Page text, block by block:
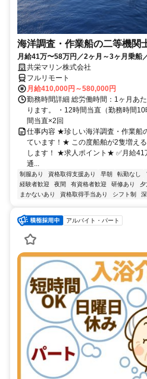
海洋調査・作業船の二等機関
月給41万〜58万円／2ヶ月～3ヶ月乗船
共栄マリン株式会社
フルリモート
月給410,000円～580,000円
勤務時間詳細 総労働時間：1ヶ月あ
ります。 ・12時間当直（勤務時間
間当直×2回
仕事内容 ★珍しい海洋調査・作業船
ています！★ この度船舶が2隻増え
します！ ★求人ポイント★ ✅月給41
通...
制服あり 資格取得支援あり 早朝 転勤なし
経験者歓迎
夜間 有資格者歓迎 研修あり 夕
まかないあり
資格取得手当あり シフト制
アルバイト・パート